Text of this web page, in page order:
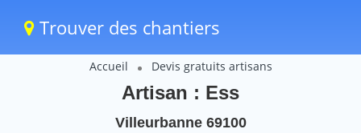
Trouver des chantiers
Accueil Devis gratuits artisans
Artisan : Ess
Villeurbanne 69100